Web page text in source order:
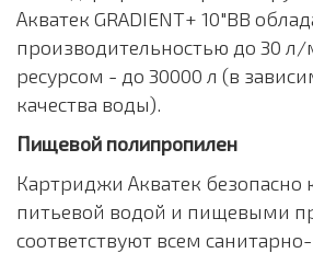
Акватек GRADIENT+ 10"BB
производительностью до 30
ресурсом - до 30000 л (в
качества воды).
Пищевой полипропилен
Картриджи Акватек безопасно
питьевой водой и пищевыми
соответствуют всем санитарно-